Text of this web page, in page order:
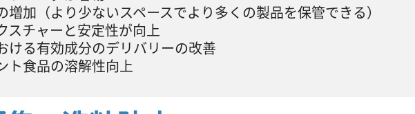
増加（より少ないスペースでより多くの製品を保管できる）
スチャーと安定性が向上
ける有効成分のデリバリーの改善
ト食品の溶解性向上